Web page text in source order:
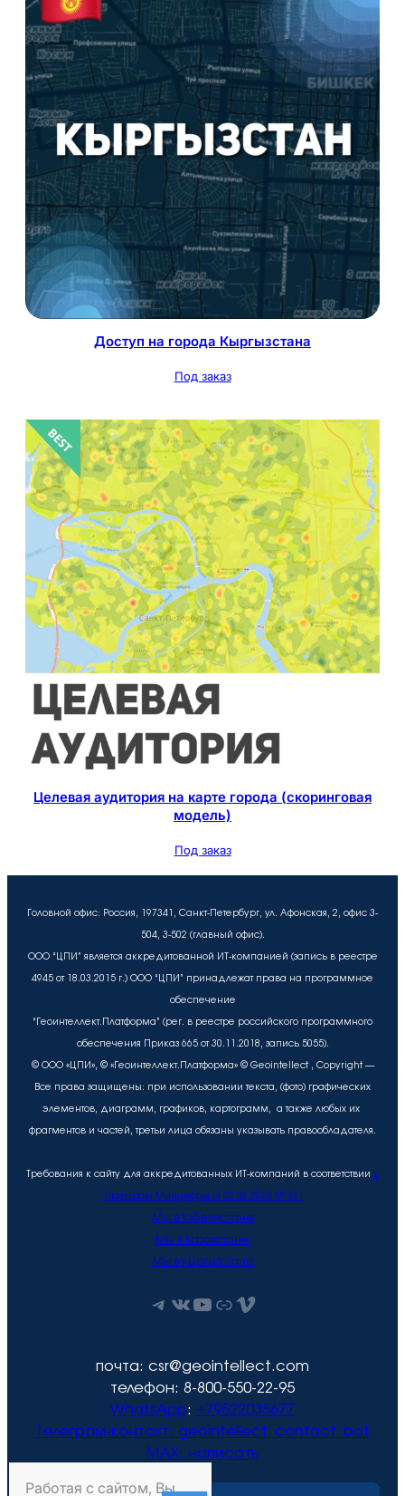
Доступ на города Кыргызстана
Под заказ
Целевая аудитория на карте города (скоринговая
модель)
Под заказ
Головной офис: Россия, 197341, Санкт-Петербург, ул. Афонская, 2, офис 3-
504, 3-502 (главный офис).
ООО “ЦПИ” является аккредитованной ИТ-компанией (запись в реестре
4945 от 18.03.2015 г.) ООО “ЦПИ” принадлежат права на программное
обеспечение
“Геоинтеллект.Платформа” (рег. в реестре российского программного
обеспечения Приказ 665 от 30.11.2018, запись 5055).
© ООО «ЦПИ», © «Геоинтеллект.Платформа» © Geointellect , Copyright —
Все права защищены: при использовании текста, (фото) графических
элементов, диаграмм, графиков, картограмм, а также любых их
фрагментов и частей, третьи лица обязаны указывать правообладателя.
Требования к сайту для аккредитованных ИТ-компаний в соответствии с
приказом Минцифры от 02.06.2025 № 511
Мы в Узбекистане
Мы в Казахстане
Мы в Кыргызстане
Telegram ВКонтакте YouTube Рутуб Vimeo
почта: csr@geointellect.com
телефон: 8-800-550-22-95
WhatsApp: +79522035677
Телеграм-контакт: geointellect_contact_bot
MAX: написать
Работая с сайтом, Вы